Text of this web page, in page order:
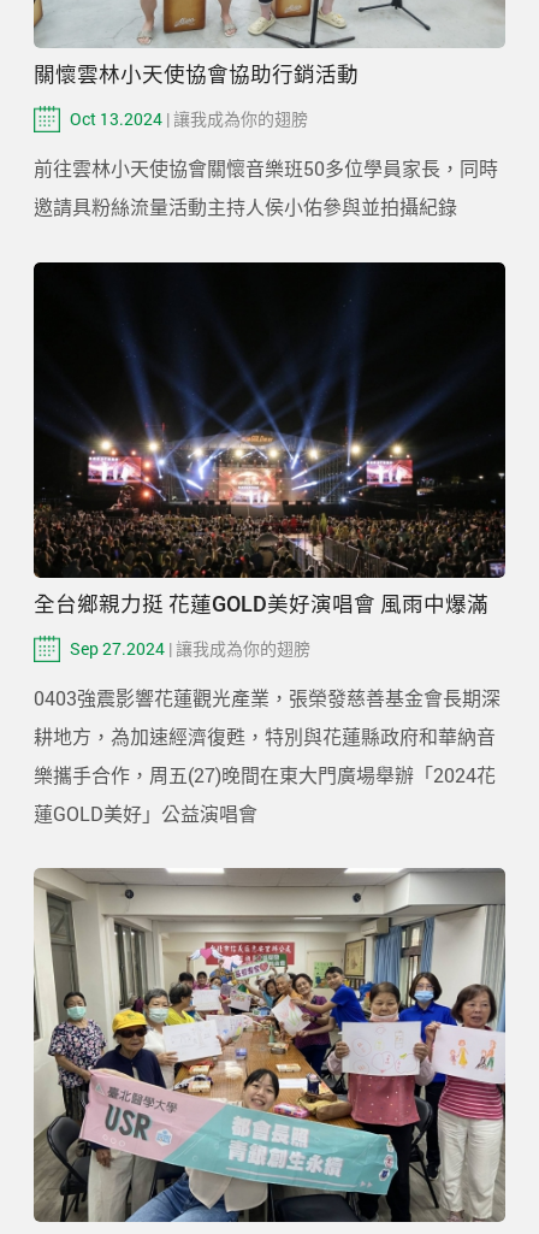
關懷雲林小天使協會協助行銷活動
Oct 13.2024 | 讓我成為你的翅膀
前往雲林小天使協會關懷音樂班50多位學員家長，同時
邀請具粉絲流量活動主持人侯小佑參與並拍攝紀錄
全台鄉親力挺 花蓮GOLD美好演唱會 風雨中爆滿
Sep 27.2024 | 讓我成為你的翅膀
0403強震影響花蓮觀光產業，張榮發慈善基金會長期深
耕地方，為加速經濟復甦，特別與花蓮縣政府和華納音
樂攜手合作，周五(27)晚間在東大門廣場舉辦「2024花
蓮GOLD美好」公益演唱會